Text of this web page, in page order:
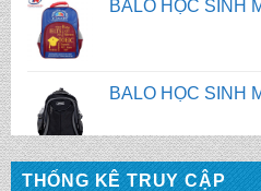
BALO HỌC SINH
THỐNG KÊ TRUY CẬP